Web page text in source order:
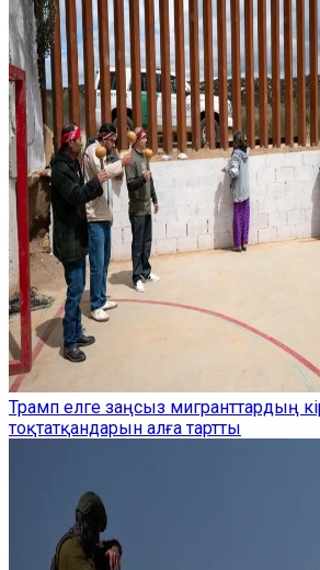
Трамп елге заңсыз мигранттардың
тоқтатқандарын алға тартты